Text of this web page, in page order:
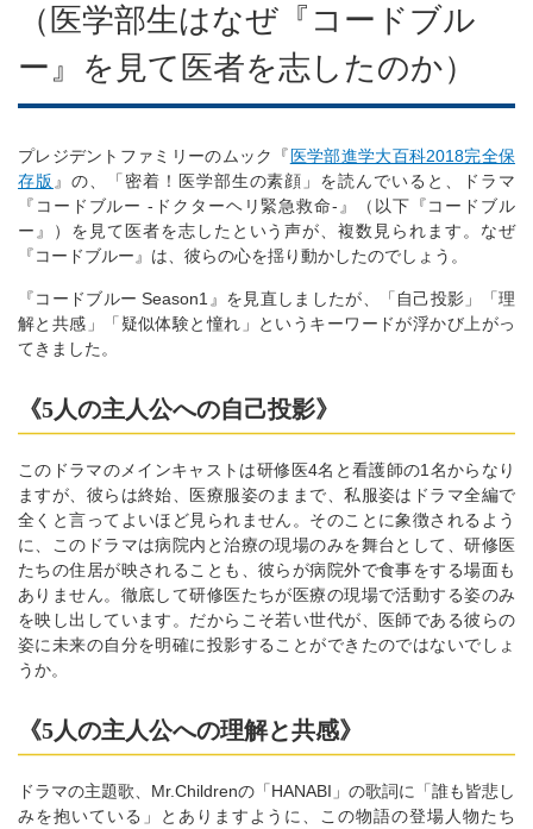
（医学部生はなぜ『コードブル
ー』を見て医者を志したのか）
プレジデントファミリーのムック『医学部進学大百科2018完全保
存版 』の、「密着！医学部生の素顔」を読んでいると、ドラマ
『コードブルー -ドクターヘリ緊急救命-』（以下『コードブル
ー』）を見て医者を志したという声が、複数見られます。なぜ
『コードブルー』は、彼らの心を揺り動かしたのでしょう。
『コードブルー Season1』を見直しましたが、「自己投影」「理
解と共感」「疑似体験と憧れ」というキーワードが浮かび上がっ
てきました。
《5人の主人公への自己投影》
このドラマのメインキャストは研修医4名と看護師の1名からなり
ますが、彼らは終始、医療服姿のままで、私服姿はドラマ全編で
全くと言ってよいほど見られません。そのことに象徴されるよう
に、このドラマは病院内と治療の現場のみを舞台として、研修医
たちの住居が映されることも、彼らが病院外で食事をする場面も
ありません。徹底して研修医たちが医療の現場で活動する姿のみ
を映し出しています。だからこそ若い世代が、医師である彼らの
姿に未来の自分を明確に投影することができたのではないでしょ
うか。
《5人の主人公への理解と共感》
ドラマの主題歌、Mr.Childrenの「HANABI」の歌詞に「誰も皆悲し
みを抱いている」とありますように、この物語の登場人物たち